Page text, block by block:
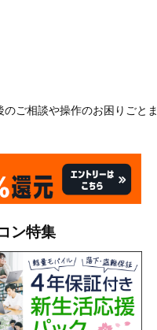
ご相談や操作のお困りごと
ン特集